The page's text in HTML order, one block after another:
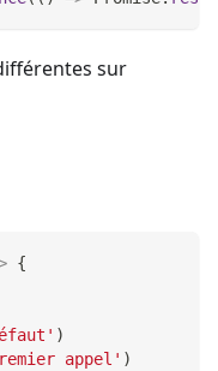
sur
{
)
appel' )